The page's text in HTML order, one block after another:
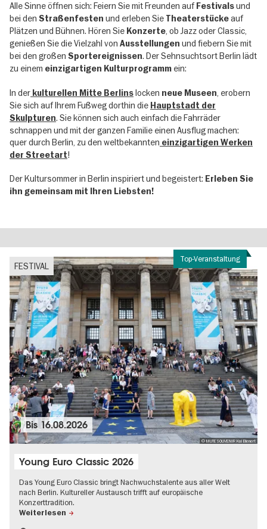
Alle Sinne öffnen sich: Feiern Sie mit Freunden auf Festivalsund
bei den Straßenfesten und erleben Sie Theaterstückeauf
Plätzen und Bühnen. Hören Sie Konzerte, ob Jazz oder Classic,
genießen Sie die Vielzahl von Ausstellungen und fiebern Sie mit
bei den großen Sportereignissen. Der Sehnsuchtsort Berlin lädt
zu einem einzigartigen Kulturprogramm ein:
In der kulturellen Mitte Berlinslocken neue Museen , erobern
Sie sich auf Ihrem Fußweg dorthin die Hauptstadt der
Skulpturen. Sie können sich auch einfach die Fahrräder
schnappen und mit der ganzen Familie einen Ausflug machen:
quer durch Berlin, zu den weltbekannten einzigartigen Werken
der Streetart!
Der Kultursommer in Berlin inspiriert und begeistert: Erleben Sie
ihn gemeinsam mit Ihren Liebsten!
Top-Veranstaltung
FESTIVAL
© MUTESOUVENIR Kai Bienert
Bis 16.08.2026
Young Euro Classic 2026
Das Young Euro Classic bringt Nachwuchstalente aus aller Welt
nach Berlin. Kultureller Austausch trifft auf europäische
Konzerttradition.
Weiterlesen